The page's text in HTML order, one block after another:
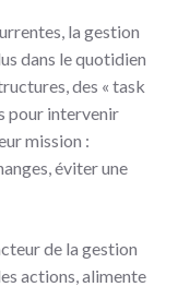
la gestion
dans le quotidien
des « task
pour intervenir
mission :
éviter une
de la gestion
actions, alimente